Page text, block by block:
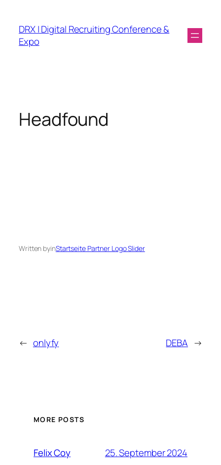
DRX | Digital Recruiting Conference &
Expo
Headfound
Written byinStartseite Partner Logo Slider
← onlyfy DEBA →
MORE POSTS
Felix Coy 25. September 2024